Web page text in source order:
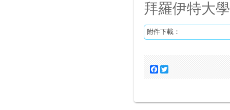
拜羅伊特大
附件下載：
Facebook